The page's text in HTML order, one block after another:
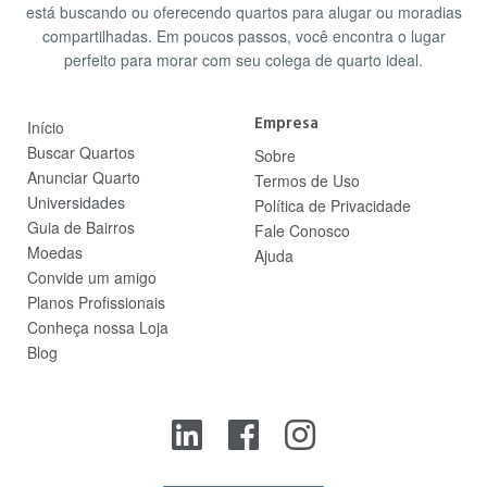
está buscando ou oferecendo quartos para alugar ou moradias
compartilhadas. Em poucos passos, você encontra o lugar
perfeito para morar com seu colega de quarto ideal.
Início
Buscar Quartos
Anunciar Quarto
Universidades
Guia de Bairros
Moedas
Convide um amigo
Planos Profissionais
Conheça nossa Loja
Blog
Empresa
Sobre
Termos de Uso
Política de Privacidade
Fale Conosco
Ajuda